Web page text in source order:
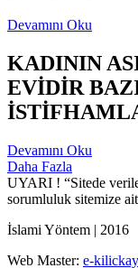
Devamını Oku
KADININ
EVİDİR
Devamını Oku
Daha Fazla
UYARI ! “Sitede
sorumluluk sitemize
İslami Yöntem | 2016
Web Master: e-